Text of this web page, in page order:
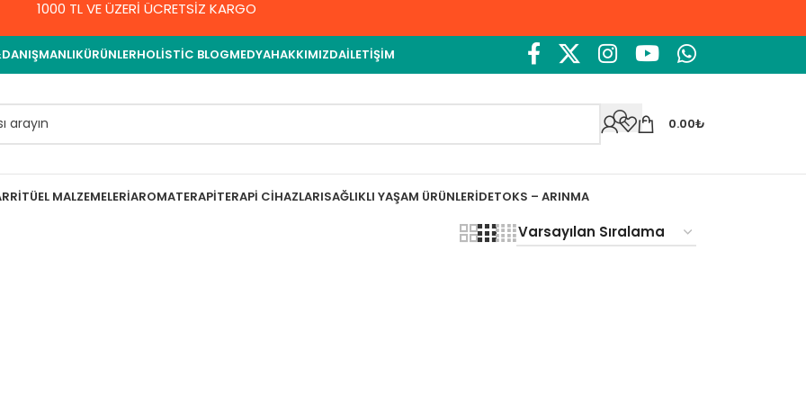
1000 TL VE ÜZERİ ÜCRETSİZ KARGO
ÜRÜNLERHOLISTIC BLOGMEDYAHAKKIMIZDAİLETIŞIM
0.00₺
RITÜEL MALZEMELERIAROMATERAPITERAPI CIHAZLARISAĞLIKLI YAŞAM ÜRÜNLERIDETOKS – ARINMA